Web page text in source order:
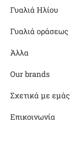
Γυαλιά Ηλίου
Γυαλιά οράσεως
Άλλα
Our brands
Σχετικά με εμάς
Επικοινωνία